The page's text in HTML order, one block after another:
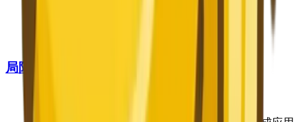
局限